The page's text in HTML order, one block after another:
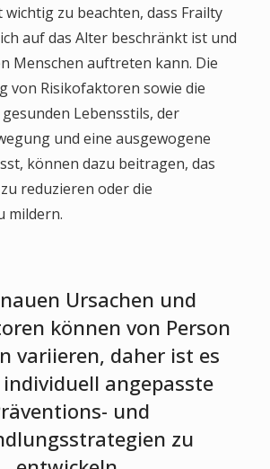
wichtig zu beachten, dass Frailty
auf das Alter beschränkt ist und
Menschen auftreten kann. Die
von Risikofaktoren sowie die
Lebensstils, der
und eine ausgewogene
können dazu beitragen, das
reduzieren oder die
mildern.
Ursachen und
können von Person
variieren, daher ist es
angepasste
und
zu